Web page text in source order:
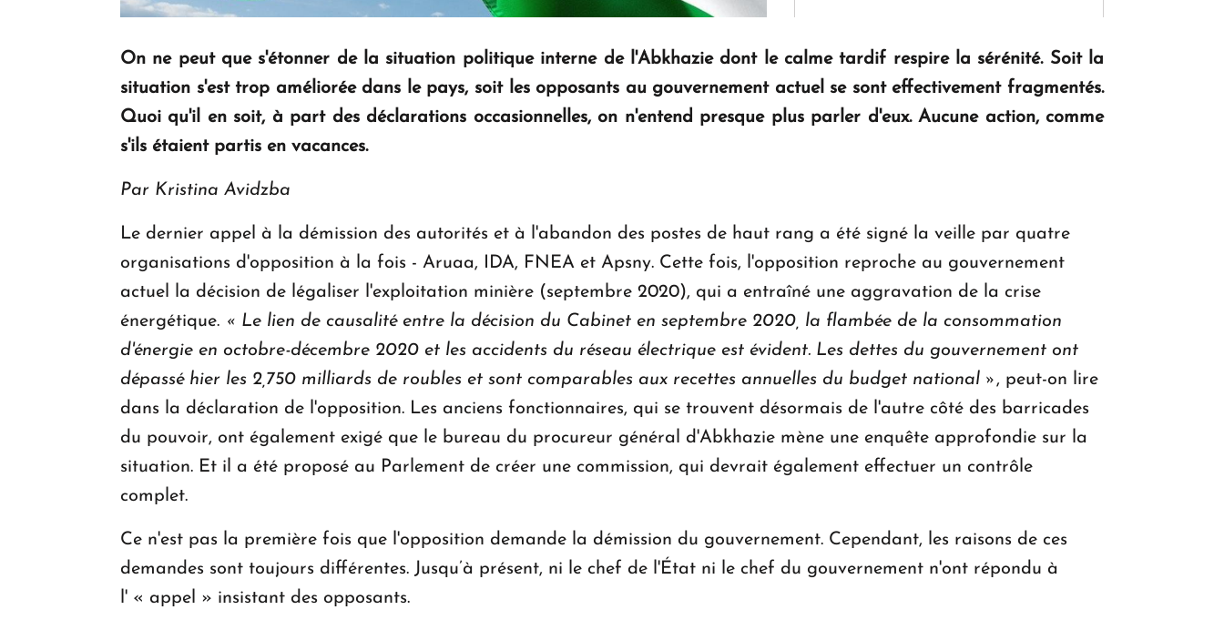
Le premier hôtel Hyatt Regency
d'Arménie ouvrira ses portes à Dilijan
On ne peut que s'étonner de la situation politique interne de l'Abkhazie dont le calme tardif respire la sérénité. Soit la
situation s'est trop améliorée dans le pays, soit les opposants au gouvernement actuel se sont effectivement fragmentés.
Quoi qu'il en soit, à part des déclarations occasionnelles, on n'entend presque plus parler d'eux. Aucune action, comme
s'ils étaient partis en vacances.
Par Kristina Avidzba
Le dernier appel à la démission des autorités et à l'abandon des postes de haut rang a été signé la veille par quatre
organisations d'opposition à la fois - Aruaa, IDA, FNEA et Apsny. Cette fois, l'opposition reproche au gouvernement
actuel la décision de légaliser l'exploitation minière (septembre 2020), qui a entraîné une aggravation de la crise
énergétique. « Le lien de causalité entre la décision du Cabinet en septembre 2020, la flambée de la consommation
d'énergie en octobre-décembre 2020 et les accidents du réseau électrique est évident. Les dettes du gouvernement ont
dépassé hier les 2,750 milliards de roubles et sont comparables aux recettes annuelles du budget national », peut-on lire
dans la déclaration de l'opposition. Les anciens fonctionnaires, qui se trouvent désormais de l'autre côté des barricades
du pouvoir, ont également exigé que le bureau du procureur général d'Abkhazie mène une enquête approfondie sur la
situation. Et il a été proposé au Parlement de créer une commission, qui devrait également effectuer un contrôle
complet.
Ce n'est pas la première fois que l'opposition demande la démission du gouvernement. Cependant, les raisons de ces
demandes sont toujours différentes. Jusqu’à présent, ni le chef de l'État ni le chef du gouvernement n'ont répondu à
l' « appel » insistant des opposants.